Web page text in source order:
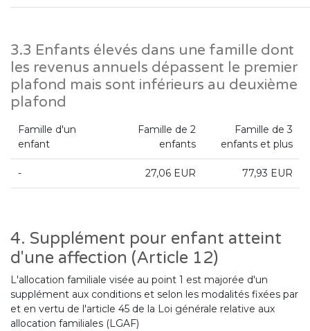
3.3 Enfants élevés dans une famille dont
les revenus annuels dépassent le premier
plafond mais sont inférieurs au deuxième
plafond
Famille d'un
enfant
Famille de 2
enfants
Famille de 3
enfants et plus
- 27,06 EUR 77,93 EUR
4. Supplément pour enfant atteint
d'une affection (Article 12)
L'allocation familiale visée au point 1 est majorée d'un
supplément aux conditions et selon les modalités fixées par
et en vertu de l'article 45 de la Loi générale relative aux
allocation familiales (LGAF)